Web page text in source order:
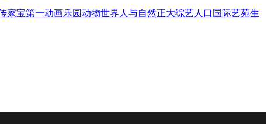
家宝第一动画乐园动物世界 人与自然正大综艺人口 国际艺苑生